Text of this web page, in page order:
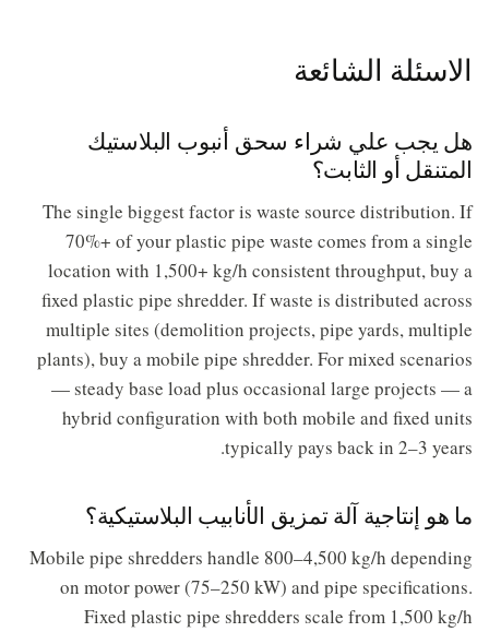
الاسئلة الشائعة
هل يجب علي شراء سحق أنبوب البلاستيك
المتنقل أو الثابت؟
The single biggest factor is waste source distribution. If
70%+ of your plastic pipe waste comes from a single
location with 1,500+ kg/h consistent throughput, buy a
fixed plastic pipe shredder. If waste is distributed across
multiple sites (demolition projects, pipe yards, multiple
plants), buy a mobile pipe shredder. For mixed scenarios
— steady base load plus occasional large projects — a
hybrid configuration with both mobile and fixed units
typically pays back in 2–3 years.
ما هو إنتاجية آلة تمزيق الأنابيب البلاستيكية؟
Mobile pipe shredders handle 800–4,500 kg/h depending
on motor power (75–250 kW) and pipe specifications.
Fixed plastic pipe shredders scale from 1,500 kg/h